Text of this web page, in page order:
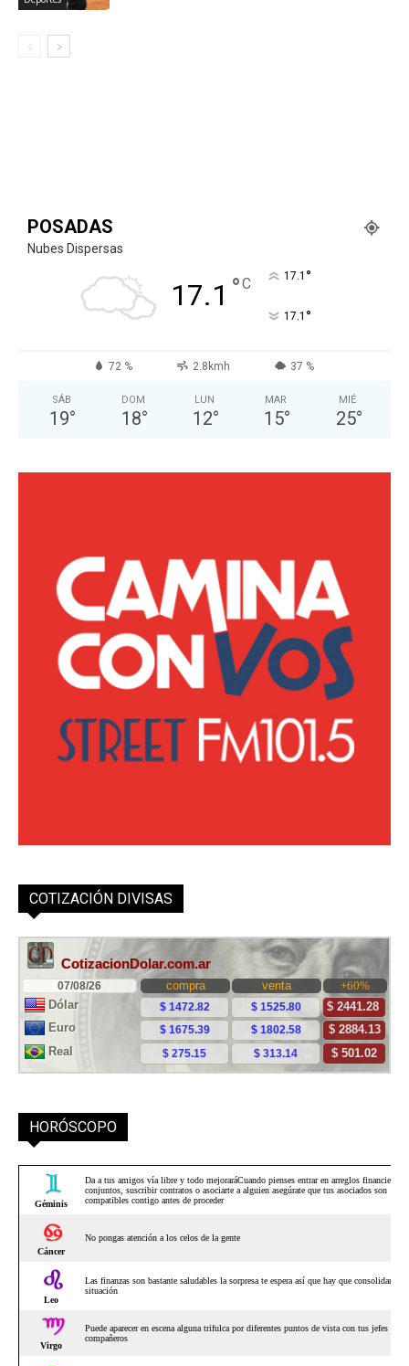
POSADAS
Nubes Dispersas
17.1 °C 17.1 °
17.1 °
72 % 2.8kmh 37 %
SÁB
19°
DOM
18°
LUN
12°
MAR
15°
MIÉ
25°
COTIZACIÓN DIVISAS
HORÓSCOPO